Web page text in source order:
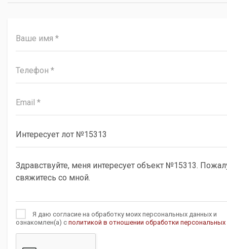
Я даю согласие на обработку моих персональных данных и
ознакомлен(а) с политикой в отношении обработки